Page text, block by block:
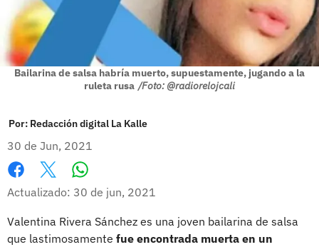
Bailarina de salsa habría muerto, supuestamente, jugando a la
ruleta rusa /Foto: @radiorelojcali
Por: Redacción digital La Kalle
30 de Jun, 2021
Facebook
X
Actualizado: 30 de jun, 2021
Valentina Rivera Sánchez es una joven bailarina de salsa
que lastimosamente fue encontrada muerta en un